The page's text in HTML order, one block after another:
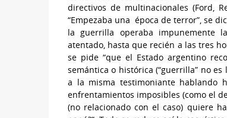
directivos de multinacionales (Ford,
“Empezaba una época de terror”, se
la guerrilla operaba impunemente
atentado, hasta que recién a las tres
se pide “que el Estado argentino
semántica o histórica (“guerrilla” no
a la misma testimoniante hablando
enfrentamientos imposibles (como el
(no relacionado con el caso) quiere